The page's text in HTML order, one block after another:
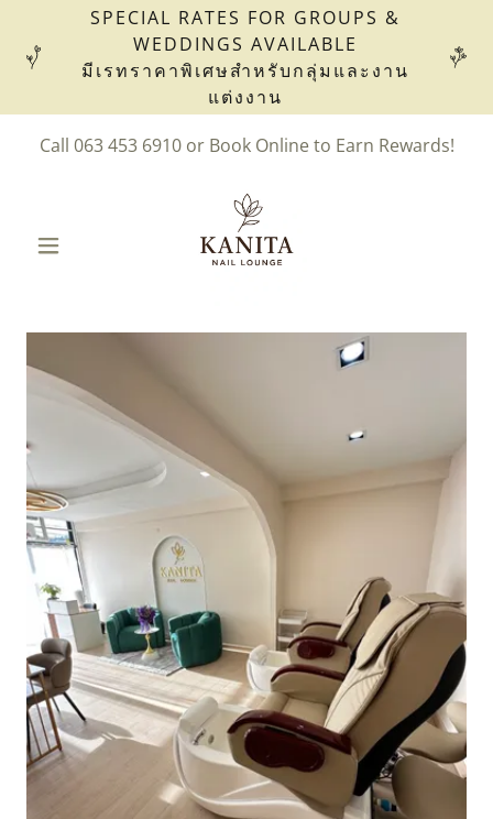
SPECIAL RATES FOR GROUPS &
WEDDINGS AVAILABLE
มีเรทราคาพิเศษสำหรับกลุ่มและงาน
แต่งงาน
Call 063 453 6910or Book Online to Earn Rewards!